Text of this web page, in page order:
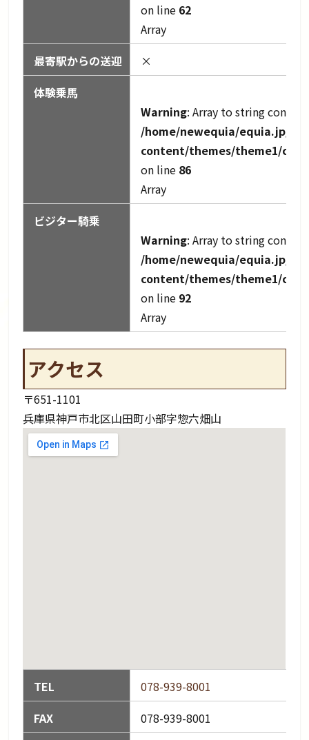
on line 62
Array
最寄駅からの送迎
×
体験乗馬
Warning: Array to string
/home/newequia/equia.jp/
content/themes/theme1/
on line 86
Array
ビジター騎乗
Warning: Array to string
/home/newequia/equia.jp/
content/themes/theme1/
on line 92
Array
アクセス
〒651-1101
兵庫県神戸市北区山田町小部字惣六畑山
TEL
078-939-8001
FAX
078-939-8001